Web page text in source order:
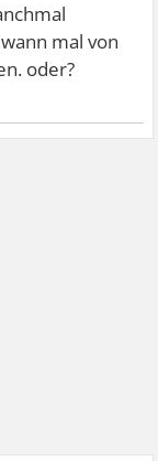
mal von
oder?